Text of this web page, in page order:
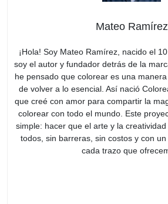
Mateo Ramírez
¡Hola! Soy Mateo Ramírez, nacido el
soy el autor y fundador detrás de la
he pensado que colorear es una
de volver a lo esencial. Así nació
que creé con amor para compartir la
colorear con todo el mundo. Este
simple: hacer que el arte y la
todos, sin barreras, sin costos y con
cada trazo que